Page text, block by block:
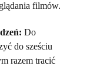
filmów.
Do
do sześciu
razem tracić